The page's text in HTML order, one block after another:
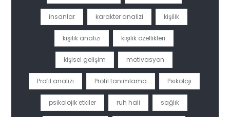
insanlar karakter analizi kişilik
kişilik analizi kişilik özellikleri
kişisel gelişim motivasyon
Profil analizi Profil tanımlama Psikoloji
psikolojik etkiler ruh hali sağlık